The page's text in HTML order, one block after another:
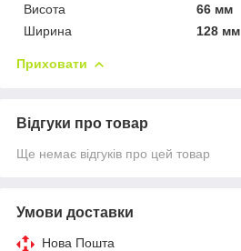
Висота
66 мм
Ширина
128 мм
Приховати
Відгуки про товар
Ще немає відгуків про цей товар
Умови доставки
Нова Пошта